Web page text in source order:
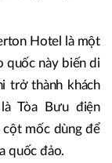
Hotel là một
quốc này biến di
trở thành khách
Tòa Bưu điện
cột mốc dùng để
quốc đảo.